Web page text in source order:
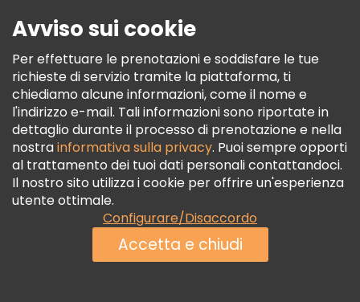
Termini E Condizioni
Informativa Sui Cookie
Freetour Premi
Programma Di Fidelizzazione
Avviso sui cookie
Per effettuare le prenotazioni e soddisfare le tue
richieste di servizio tramite la piattaforma, ti
chiediamo alcune informazioni, come il nome e
l'indirizzo e-mail. Tali informazioni sono riportate in
dettaglio durante il processo di prenotazione e nella
nostrainformativa sulla privacy. Puoi sempre opporti
al trattamento dei tuoi dati personali contattandoci.
Il nostro sito utilizza i cookie per offrire un'esperienza
utente ottimale.
Configurare/Disaccordo
Accetta e chiudi